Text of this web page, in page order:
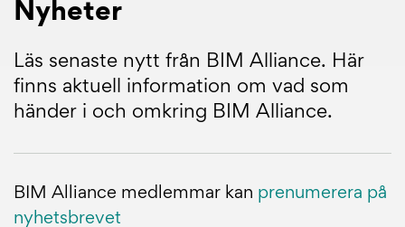
Nyheter
Läs senaste nytt från BIM Alliance. Här
finns aktuell information om vad som
händer i och omkring BIM Alliance.
BIM Alliance medlemmar kan prenumerera på
nyhetsbrevet